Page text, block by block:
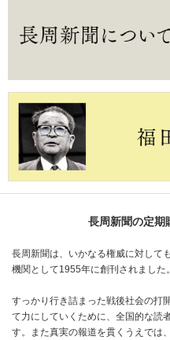
長周新聞の定期
長周新聞は、いかなる権威に対して
機関として1955年に創刊されました。
すっかり行き詰まった戦後社会の打
て力にしていくために、全国的な読
す。また真実の報道を貫くうえでは